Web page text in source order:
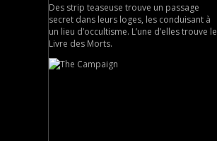
Des strip teaseuse trouve un passage
secret dans leurs loges, les conduisant à
un lieu d’occultisme. L’une d’elles trouve le
Livre des Morts.